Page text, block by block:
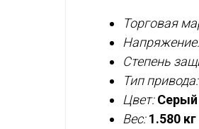
Торговая
Напряжение:
Степень
Тип привода:
Цвет: Серый
Вес: 1.580 кг